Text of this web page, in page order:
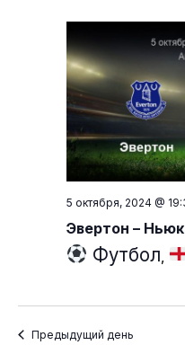
5 октября, 2024 @
Эвертон –
Футбол
Предыдущий день